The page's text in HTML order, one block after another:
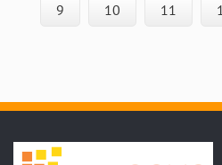
9 10 11